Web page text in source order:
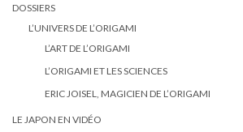
DOSSIERS
L’UNIVERS DE L’ORIGAMI
L’ART DE L’ORIGAMI
L’ORIGAMI ET LES SCIENCES
ERIC JOISEL, MAGICIEN DE L’ORIGAMI
LE JAPON EN VIDÉO